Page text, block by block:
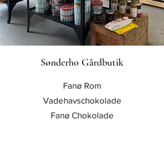
Sønderho Gårdbutik
Fanø Rom
Vadehavschokolade
Fanø Chokolade